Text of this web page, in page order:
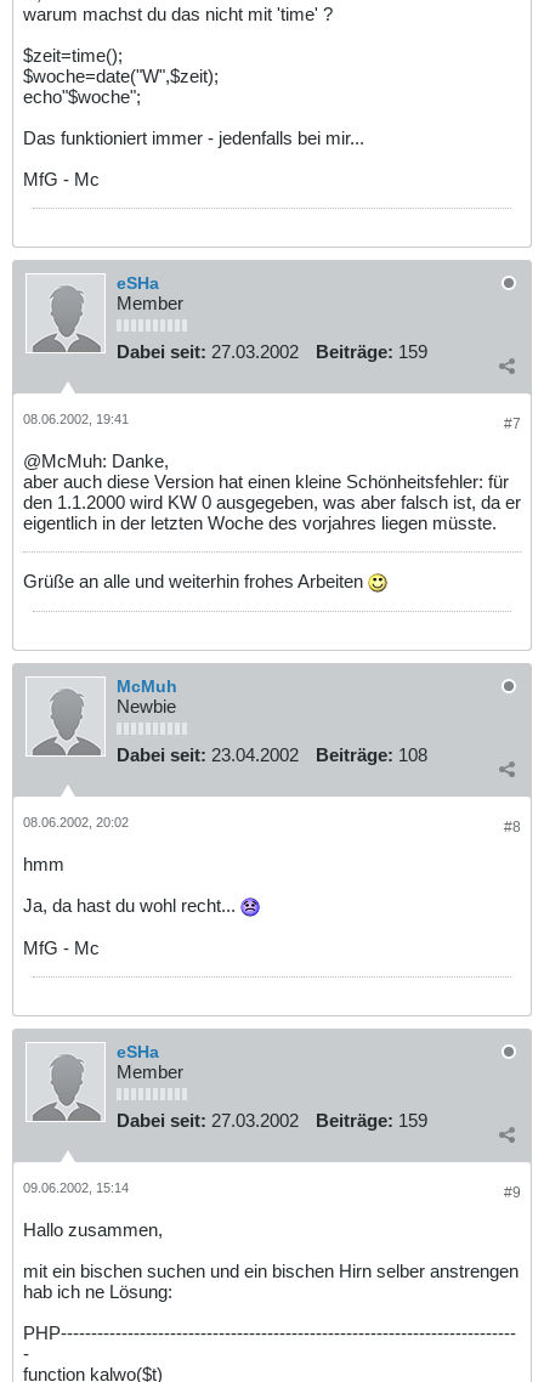
warum machst du das nicht mit 'time' ?
$zeit=time();
$woche=date("W",$zeit);
echo"$woche";
Das funktioniert immer - jedenfalls bei mir...
MfG - Mc
eSHa
Member
Dabei seit: 27.03.2002 Beiträge: 159
#7
08.06.2002, 19:41
@McMuh: Danke,
aber auch diese Version hat einen kleine Schönheitsfehler: für
den 1.1.2000 wird KW 0 ausgegeben, was aber falsch ist, da er
eigentlich in der letzten Woche des vorjahres liegen müsste.
Grüße an alle und weiterhin frohes Arbeiten
McMuh
Newbie
Dabei seit: 23.04.2002 Beiträge: 108
#8
08.06.2002, 20:02
hmm
Ja, da hast du wohl recht...
MfG - Mc
eSHa
Member
Dabei seit: 27.03.2002 Beiträge: 159
#9
09.06.2002, 15:14
Hallo zusammen,
mit ein bischen suchen und ein bischen Hirn selber anstrengen
hab ich ne Lösung:
PHP---------------------------------------------------------------------------
-
function kalwo($t)